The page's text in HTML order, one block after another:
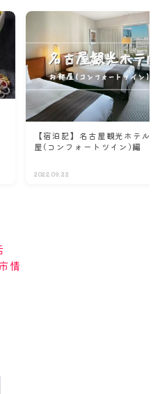
【宿泊記】名古屋観光ホテル
屋(コンフォートツイン)編
2022.09.22